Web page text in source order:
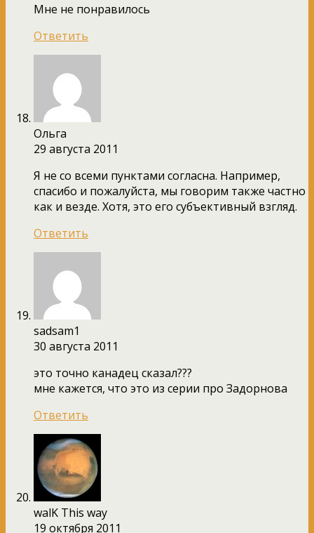
Мне не понравилось
Ответить
Ольга
29 августа 2011
Я не со всеми пунктами согласна. Например,
спасибо и пожалуйста, мы говорим также частно
как и везде. Хотя, это его субъективный взгляд.
Ответить
sadsam1
30 августа 2011
это точно канадец сказал???
мне кажется, что это из серии про Задорнова
Ответить
walK This way
19 октября 2011